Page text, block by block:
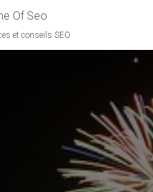
Of Seo
et conseils SEO